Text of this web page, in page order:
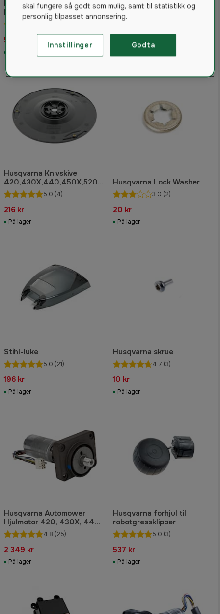
Husqvarna Front wheel kit
Maintenance and spare part
537 kr
Husqvarna lager komplett
Husqvarna Knivskive
420,430X,440,450X,520,5
50
5.0 (4)
216 kr
På lager
Husqvarna Lock Washer
3.0 (2)
20 kr
På lager
Stihl-luke
5.0 (21)
196 kr
På lager
Husqvarna skrue
4.7 (3)
10 kr
På lager
Husqvarna Automower
Hjulmotor 420, 430X, 440,
450X, 520, 550
4.8 (25)
2 349 kr
På lager
Husqvarna forhjul til
robotgressklipper
5.0 (3)
537 kr
På lager
skal fungere så godt som mulig, samt til statistikk og
personlig tilpasset annonsering.
Innstillinger Godta